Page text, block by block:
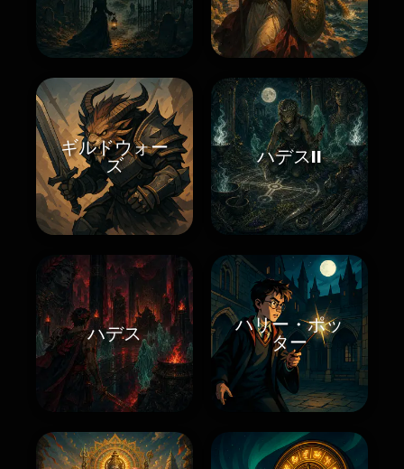
ギルドウォー
ズ
ハデスII
ハデス
ハリー・ポッ
ター